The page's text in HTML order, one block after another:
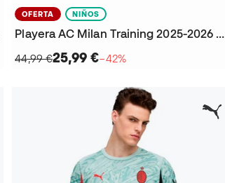
OFERTA NIÑOS
Playera AC Milan Training 2025-2026 Niño
44,99 €25,99 €−42%